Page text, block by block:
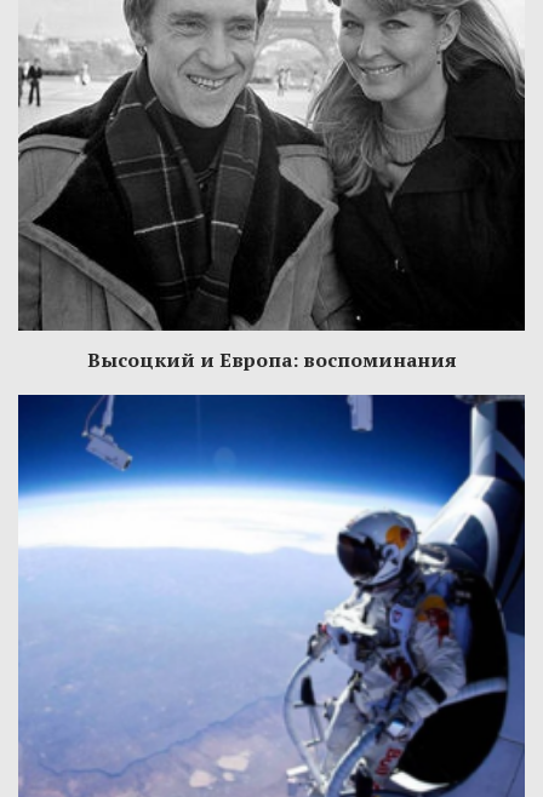
Высоцкий и Европа: воспоминания